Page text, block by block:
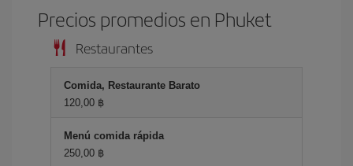
Precios promedios en Phuket
Restaurantes
Comida, Restaurante Barato
120,00 ฿
Menú comida rápida
250,00 ฿